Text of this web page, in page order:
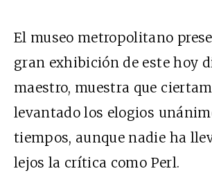
El museo metropolitano
gran exhibición de este hoy
maestro, muestra que
levantado los elogios
tiempos, aunque nadie ha
lejos la crítica como Perl.